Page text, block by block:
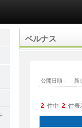
ベルナス
公開日順： 新
2 件中 2 件表